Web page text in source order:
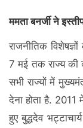
ममता बनर्जी ने
राजनीतिक
7 मई तक राज्य की
सभी राज्यों में
देना होता है.
हुए बुद्धदेव